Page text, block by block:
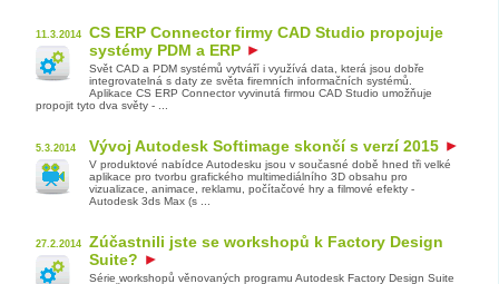
11.3.2014
CS ERP Connector firmy CAD Studio propojuje
systémy PDM a ERP
Svět CAD a PDM systémů vytváří i využívá data, která jsou dobře
integrovatelná s daty ze světa firemních informačních systémů.
Aplikace CS ERP Connector vyvinutá firmou CAD Studio umožňuje
propojit tyto dva světy - ...
5.3.2014 Vývoj Autodesk Softimage skončí s verzí 2015
V produktové nabídce Autodesku jsou v současné době hned tři velké
aplikace pro tvorbu grafického multimediálního 3D obsahu pro
vizualizace, animace, reklamu, počítačové hry a filmové efekty -
Autodesk 3ds Max (s ...
27.2.2014
Zúčastnili jste se workshopů k Factory Design
Suite?
Série workshopů věnovaných programu Autodesk Factory Design Suite